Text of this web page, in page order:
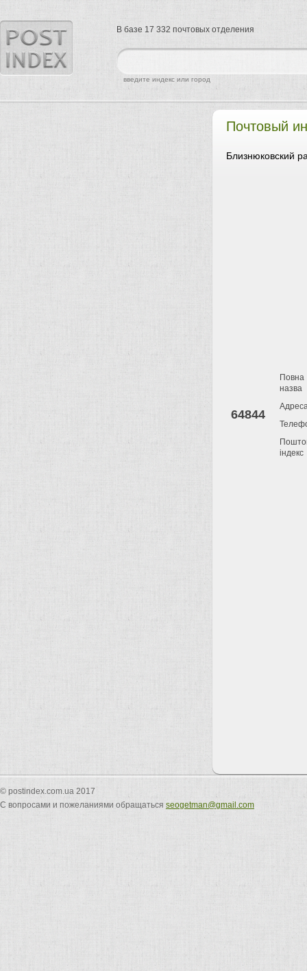
Почтовый
Близнюковский
64844
Повна
назва
індекс
найти
введите индекс или город
В базе 17 332 почтовых отделения
© postindex.com.ua 2017
С вопросами и пожеланиями обращаться seogetman@gmail.com